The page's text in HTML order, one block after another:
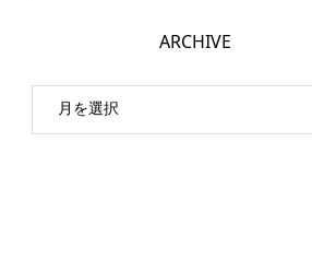
ARCHIVE